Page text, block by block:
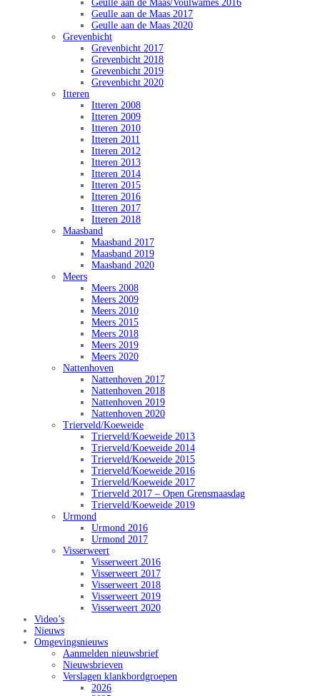
Geulle aan de Maas/Voulwames 2016
Geulle aan de Maas 2017
Geulle aan de Maas 2020
Grevenbicht
Grevenbicht 2017
Grevenbicht 2018
Grevenbicht 2019
Grevenbicht 2020
Itteren
Itteren 2008
Itteren 2009
Itteren 2010
Itteren 2011
Itteren 2012
Itteren 2013
Itteren 2014
Itteren 2015
Itteren 2016
Itteren 2017
Itteren 2018
Maasband
Maasband 2017
Maasband 2019
Maasband 2020
Meers
Meers 2008
Meers 2009
Meers 2010
Meers 2015
Meers 2018
Meers 2019
Meers 2020
Nattenhoven
Nattenhoven 2017
Nattenhoven 2018
Nattenhoven 2019
Nattenhoven 2020
Trierveld/Koeweide
Trierveld/Koeweide 2013
Trierveld/Koeweide 2014
Trierveld/Koeweide 2015
Trierveld/Koeweide 2016
Trierveld/Koeweide 2017
Trierveld 2017 – Open Grensmaasdag
Trierveld/Koeweide 2019
Urmond
Urmond 2016
Urmond 2017
Visserweert
Visserweert 2016
Visserweert 2017
Visserweert 2018
Visserweert 2019
Visserweert 2020
Video’s
Nieuws
Omgevingsnieuws
Aanmelden nieuwsbrief
Nieuwsbrieven
Verslagen klankbordgroepen
2026